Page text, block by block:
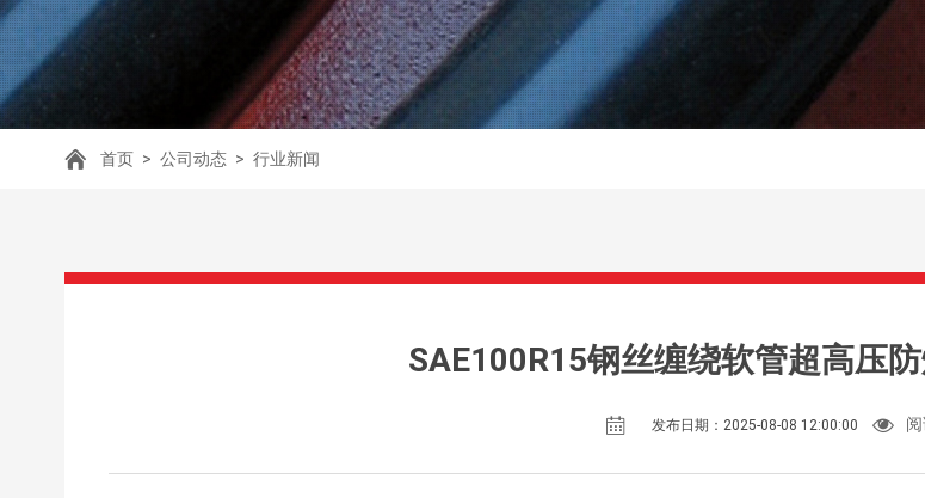
首页 > 公司动态 > 行业新闻
SAE100R15钢丝缠绕软管超高压
发布日期：2025-08-08 12:00:00 阅